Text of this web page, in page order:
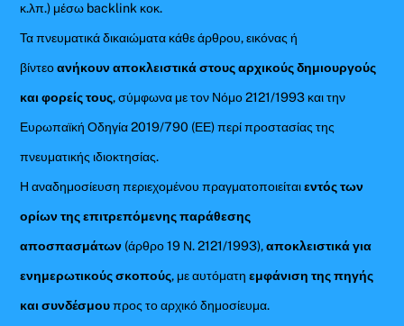
κ.λπ.) μέσω backlink κοκ.
Τα πνευματικά δικαιώματα κάθε άρθρου, εικόνας ή
βίντεοανήκουν αποκλειστικά στους αρχικούς δημιουργούς
και φορείς τους, σύμφωνα με τον Νόμο 2121/1993 και την
Ευρωπαϊκή Οδηγία 2019/790 (ΕΕ) περί προστασίας της
πνευματικής ιδιοκτησίας.
Η αναδημοσίευση περιεχομένου πραγματοποιείταιεντός των
ορίων της επιτρεπόμενης παράθεσης
αποσπασμάτων (άρθρο 19 Ν. 2121/1993),αποκλειστικά για
ενημερωτικούς σκοπούς, με αυτόματηεμφάνιση της πηγής
και συνδέσμουπρος το αρχικό δημοσίευμα.